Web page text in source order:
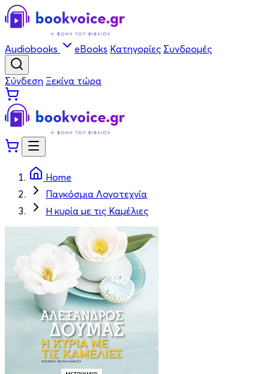
Audiobooks eBooks Κατηγορίες Συνδρομές
Σύνδεση Ξεκίνα τώρα
Home
Παγκόσμια Λογοτεχνία
Η κυρία με τις Καμέλιες